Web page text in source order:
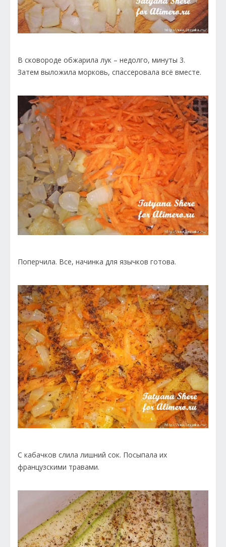
В сковороде обжарила лук – недолго, минуты 3.
Затем выложила морковь, спассеровала всё вместе.
Поперчила. Все, начинка для язычков готова.
С кабачков слила лишний сок. Посыпала их
французскими травами.